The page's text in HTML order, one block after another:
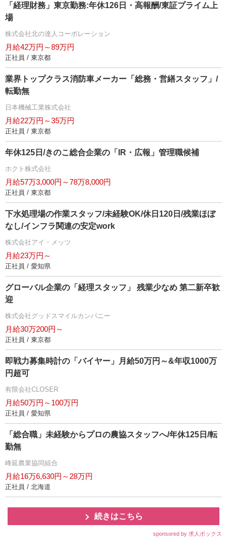
「経理財務」東京勤務:年休126日・高報酬/東証プライム上
場
株式会社北の達人コーポレーション
月給42万円～89万円
正社員 / 東京都
業界トップクラス消防車メーカー「総務・営繕スタッフ」/
転勤無
日本機械工業株式会社
月給22万円～35万円
正社員 / 東京都
年休125日/きのこ総合企業の「IR・広報」管理職候補
ホクト株式会社
月給57万3,000円～78万8,000円
正社員 / 東京都
下水処理場の作業スタッフ/未経験OK/休日120日/残業ほぼ
なし/インフラ関連の安定work
株式会社アイ・メッツ
月給23万円～
正社員 / 愛知県
グローバル企業の「経理スタッフ」 残業少なめ 第二新卒歓
迎
株式会社グッドスマイルカンパニー
月給30万200円～
正社員 / 東京都
即戦力募集時計の「バイヤー」月給50万円～&年収1000万
円超可
有限会社CLOSER
月給50万円～100万円
正社員 / 愛知県
「総合職」未経験からプロの農協スタッフへ/年休125日/転
勤無
峰延農業協同組合
月給16万6,630円～28万円
正社員 / 北海道
続きはこちら
sponsored by 求人ボックス